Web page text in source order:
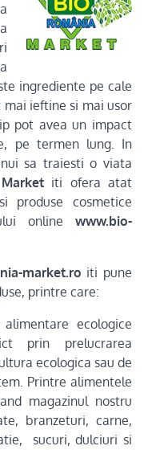
ingrediente pe cale
ieftine si mai usor
pot avea un impact
pe termen lung. In
sa traiesti o viata
iti ofera atat
produse cosmetice
online www.bio-
market.ro iti pune
printre care:
ecologice
prin prelucrarea
ecologica sau de
Printre alimentele
magazinul nostru
branzeturi, carne,
sucuri, dulciuri si